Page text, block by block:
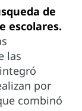
de
escolares.
las
por
combinó